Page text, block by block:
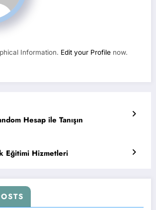
Information. Edit your Profile now.
Hesap ile Tanışın
Eğitimi Hizmetleri